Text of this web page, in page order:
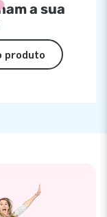
a sua
produto